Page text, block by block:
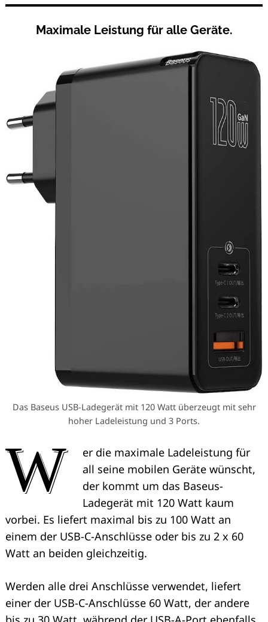
Maximale Leistung für alle Geräte.
Das Baseus USB-Ladegerät mit 120 Watt überzeugt mit sehr
hoher Ladeleistung und 3 Ports.
W
er die maximale Ladeleistung für
all seine mobilen Geräte wünscht,
der kommt um das Baseus-
Ladegerät mit 120 Watt kaum
vorbei. Es liefert maximal bis zu 100 Watt an
einem der USB-C-Anschlüsse oder bis zu 2 x 60
Watt an beiden gleichzeitig.
Werden alle drei Anschlüsse verwendet, liefert
einer der USB-C-Anschlüsse 60 Watt, der andere